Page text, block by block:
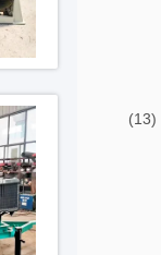
(13)